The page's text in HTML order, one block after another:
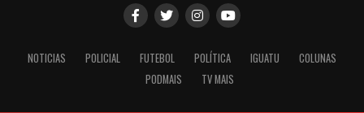
NOTICIAS POLICIAL FUTEBOL POLÍTICA IGUATU
COLUNAS
PODMAIS
TV MAIS